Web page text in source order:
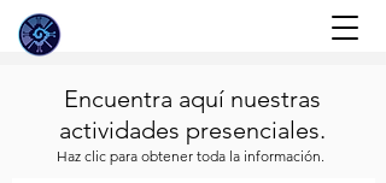
Encuentra aquí nuestras
actividades presenciales.
Haz clic para obtener toda la información.